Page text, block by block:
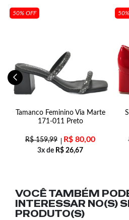
50% OFF
Tamanco Feminino Via Marte
171-011 Preto
R$159,99 R$ 80,00
3x de R$ 26,67
VOCÊ TAMBÉM
INTERESSAR NO(S)
PRODUTO(S)